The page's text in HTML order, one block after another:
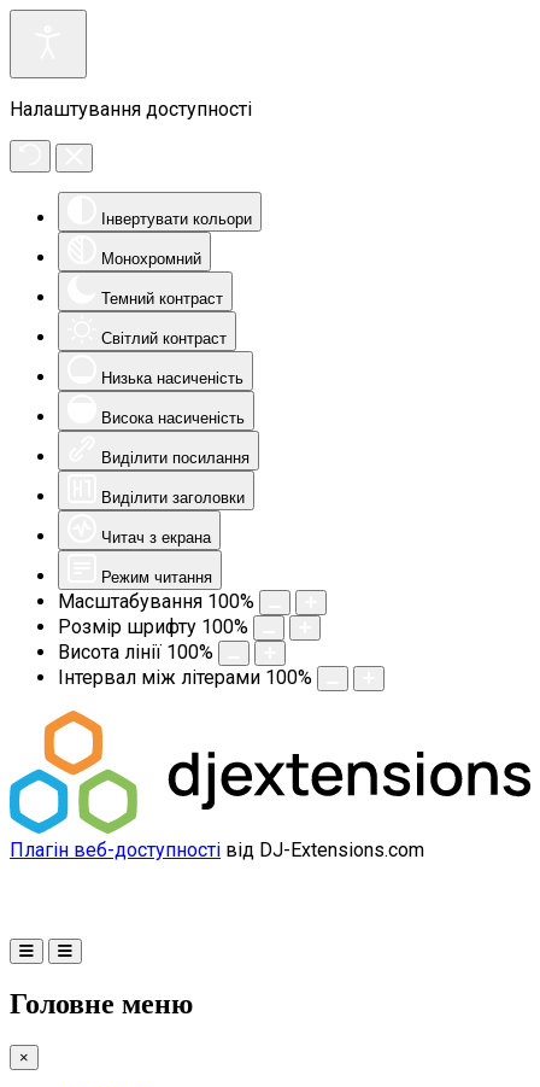
Налаштування доступності
Інвертувати кольори
Монохромний
Темний контраст
Світлий контраст
Низька насиченість
Висока насиченість
Виділити посилання
Виділити заголовки
Читач з екрана
Режим читання
Масштабування 100%
Розмір шрифту 100%
Висота лінії 100%
Інтервал між літерами 100%
Плагін веб-доступності від DJ-Extensions.com
Головне меню
×